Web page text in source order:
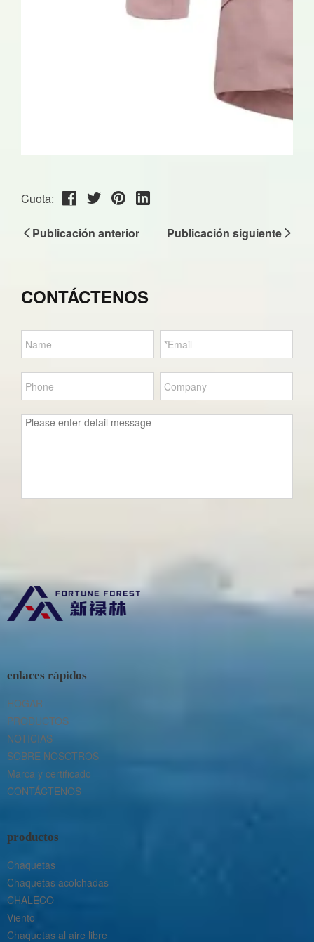
Cuota:
Publicación anterior Publicación siguiente
CONTÁCTENOS
enlaces rápidos
HOGAR
PRODUCTOS
NOTICIAS
SOBRE NOSOTROS
Marca y certificado
CONTÁCTENOS
productos
Chaquetas
Chaquetas acolchadas
CHALECO
Viento
Chaquetas al aire libre